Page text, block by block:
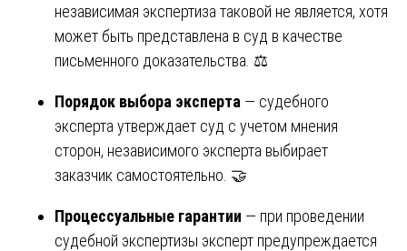
независимая экспертиза таковой не является, хотя
может быть представлена в суд в качестве
письменного доказательства. ⚖️
Порядок выбора эксперта — судебного
эксперта утверждает суд с учетом мнения
сторон, независимого эксперта выбирает
заказчик самостоятельно. 🤝
Процессуальные гарантии — при проведении
судебной экспертизы эксперт предупреждается